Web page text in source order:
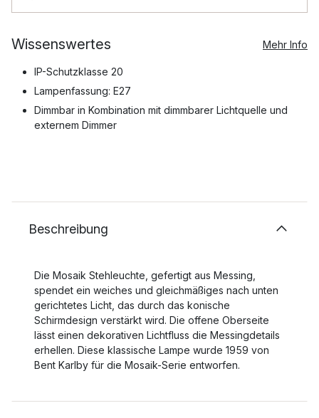
Wissenswertes Mehr Info
IP-Schutzklasse 20
Lampenfassung: E27
Dimmbar in Kombination mit dimmbarer Lichtquelle und
externem Dimmer
Beschreibung
Die Mosaik Stehleuchte, gefertigt aus Messing,
spendet ein weiches und gleichmäßiges nach unten
gerichtetes Licht, das durch das konische
Schirmdesign verstärkt wird. Die offene Oberseite
lässt einen dekorativen Lichtfluss die Messingdetails
erhellen. Diese klassische Lampe wurde 1959 von
Bent Karlby für die Mosaik-Serie entworfen.